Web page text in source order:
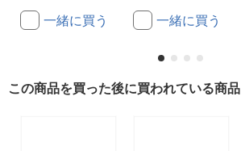
一緒に買う 一緒に買う
この商品を買った後に買われている商品